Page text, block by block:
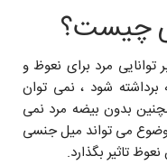
چیست؟
مرد برای نعوظ و
برداشته شود ، نمی توان
بدون بیضه مرد نمی
می تواند میل جنسی
تاثیر بگذارد.